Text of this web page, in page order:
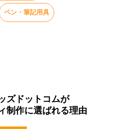
ペン・筆記用具
ズドットコムが
制作に選ばれる理由